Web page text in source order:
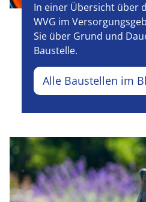
In einer Übersicht über
WVG im
Sie über Grund und
Baustelle.
Alle Baustellen im